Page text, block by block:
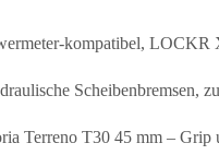
kompatibel, LOCKR
Scheibenbremsen,
Terreno T30 45 mm –